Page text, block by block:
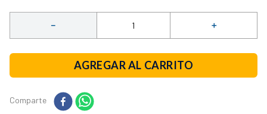
＋
－
AGREGAR AL CARRITO
Comparte